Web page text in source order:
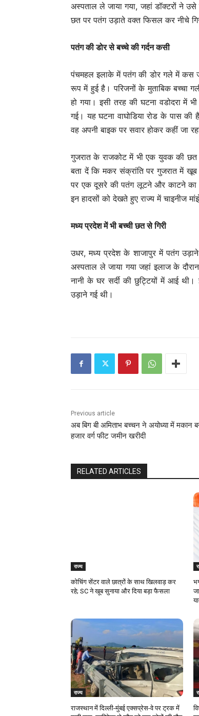
अस्पताल ले जाया गया, जहां डॉक्टरों ने
छत पर पतंग उड़ाते वक्त फिसल कर नीचे
पतंग की डोर से बच्चे की गर्दन कसी
पंचमहल इलाके में पतंग की डोर गले में कस
रूप में हुई है। परिजनों के मुताबिक बच्चा
हो गया। इसी तरह की घटना वडोदरा में
गई। यह घटना वाघोडिया रोड के पास
वह अपनी बाइक पर सवार होकर कहीं जा
गुजरात के राजकोट में भी एक युवक की
बता दें कि मकर संक्रांति पर गुजरात में
पर एक दूसरे की पतंग लूटने और काटने का
इन हादसों को देखते हुए राज्य में चाइनीज
मध्य प्रदेश में भी बच्ची छत से गिरी
उधर, मध्य प्रदेश के शाजापुर में पतंग
अस्पताल ले जाया गया जहां इलाज के
नानी के घर सर्दी की छुट्टियों में आई
उड़ाने गई थी।
Previous article
अब बिग बी अमिताभ बच्चन ने अयोध्‍या में मकान
हजार वर्ग फीट जमीन खरीदी
RELATED ARTICLES
राज्य
कोचिंग सेंटर वाले छात्रों के साथ खिलवाड़ कर
रहे; SC ने खूब सुनाया और दिया बड़ा फैसला
राज्य
राजस्‍थान में दिल्ली-मुंबई एक्सप्रेस-वे पर ट्रक में